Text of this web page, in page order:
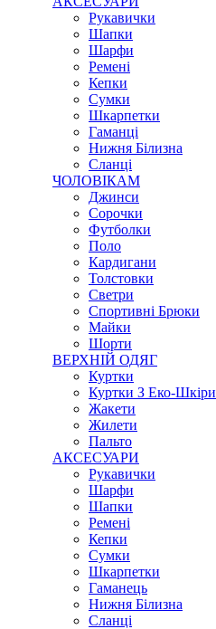
Рукавички
Шапки
Шарфи
Ремені
Кепки
Сумки
Шкарпетки
Гаманці
Нижня Білизна
Сланці
ЧОЛОВІКАМ
Джинси
Сорочки
Футболки
Поло
Кардигани
Толстовки
Светри
Спортивні Брюки
Майки
Шорти
ВЕРХНІЙ ОДЯГ
Куртки
Куртки З Еко-Шкіри
Жакети
Жилети
Пальто
АКСЕСУАРИ
Рукавички
Шарфи
Шапки
Ремені
Кепки
Сумки
Шкарпетки
Гаманець
Нижня Білизна
Сланці